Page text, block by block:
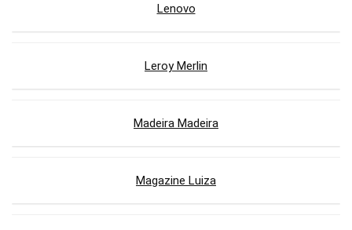
Lenovo
Leroy Merlin
Madeira Madeira
Magazine Luiza